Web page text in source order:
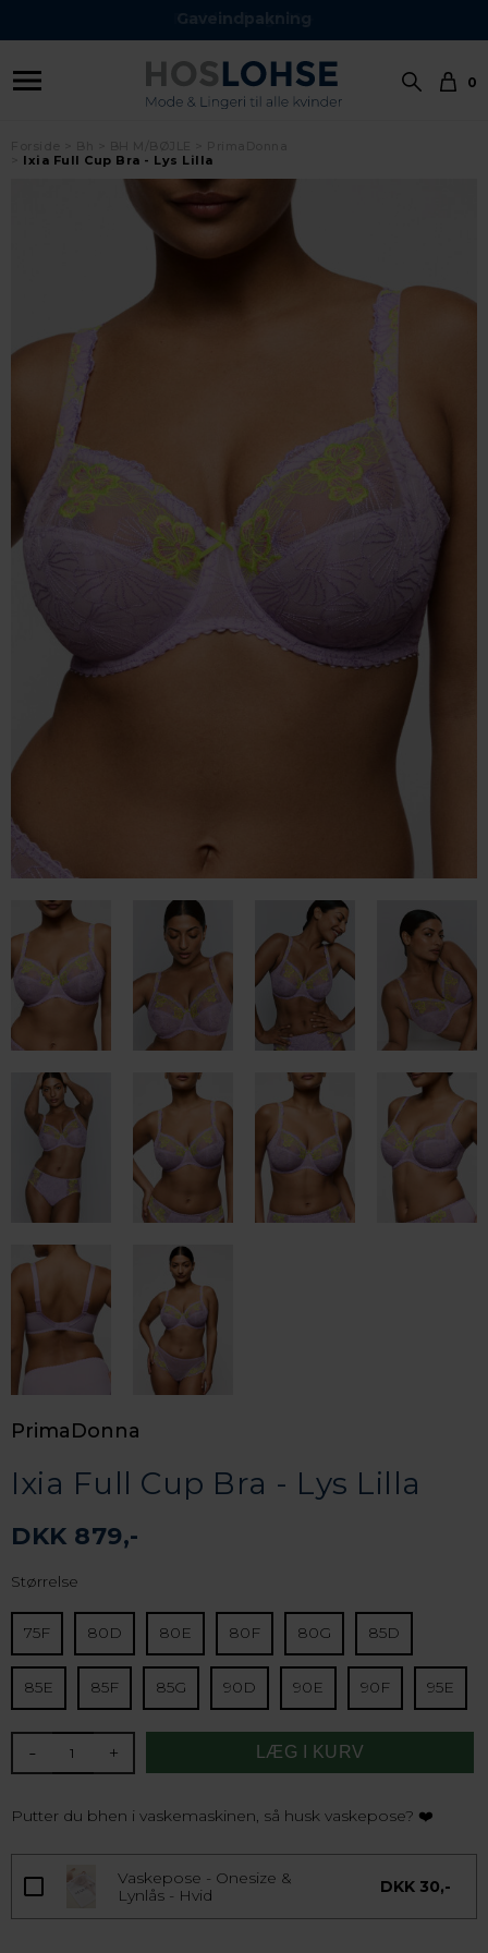
Gaveindpakning
0
Ixia Full Cup Bra - Lys Lilla
PrimaDonna
Ixia Full Cup Bra - Lys Lilla
DKK 879,-
Størrelse
75F 80D 80E 80F 80G 85D
85E 85F 85G 90D 90E 90F 95E
- +
Putter du bhen i vaskemaskinen, så husk vaskepose? ❤️
Vaskepose - Onesize &
Lynlås - Hvid
DKK 30,-